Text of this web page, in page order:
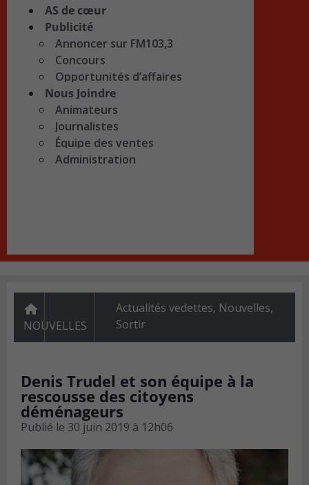
AS de cœur
Publicité
Annoncer sur FM103,3
Concours
Opportunités d’affaires
Nous Joindre
Animateurs
Journalistes
Équipe des ventes
Administration
NOUVELLES
Actualités vedettes, Nouvelles,
Sortir
Denis Trudel et son équipe à la
rescousse des citoyens
déménageurs
Publié le 30 juin 2019 à 12h06